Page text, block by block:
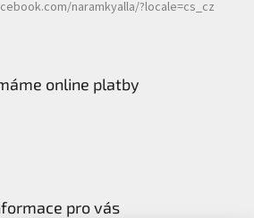
naramkyalla/?locale=cs_cz
online platby
pro vás